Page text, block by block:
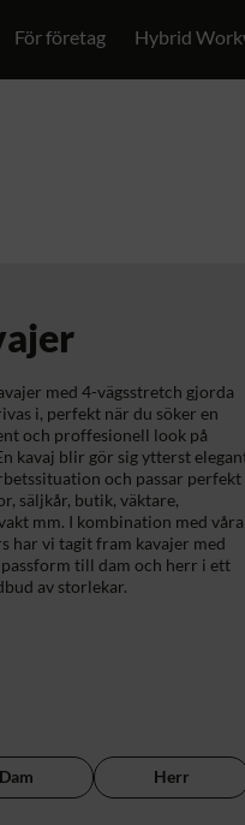
För företag Hybrid
med 4-vägsstretch gjorda
i, perfekt när du söker en
och proffesionell look på
kavaj blir gör sig ytterst
och passar perfekt
säljkår, butik, väktare,
mm. I kombination med våra
har vi tagit fram kavajer med
till dam och herr i ett
av storlekar.
Dam Herr